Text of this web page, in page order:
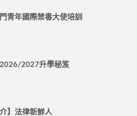
青年國際禁毒大使培訓
2026/2027升學秘笈
介】法律新鮮人